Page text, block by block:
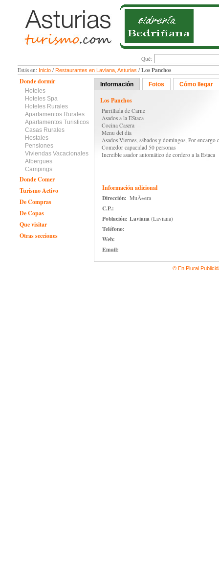
Qué:
Estás en: Inicio/ Restaurantes en Laviana, Asturias / Los Panchos
Donde dormir
Hoteles
Hoteles Spa
Hoteles Rurales
Apartamentos Rurales
Apartamentos Turisticos
Casas Rurales
Hostales
Pensiones
Viviendas Vacacionales
Albergues
Campings
Donde Comer
Turismo Activo
De Compras
De Copas
Que visitar
Otras secciones
Información Fotos Cómo llegar
Los Panchos
Parrillada de Carne
Asados a la EStaca
Cocina Casera
Menu del día
Asados Viernes, sábados y domingos, Por encargo
Comedor capacidad 50 personas
Increible asador automático de cordero a la Estaca
Información adicional
Dirección: MuÃ±era
C.P.:
Población: Laviana(Laviana)
Teléfono:
Web:
Email:
© En Plural